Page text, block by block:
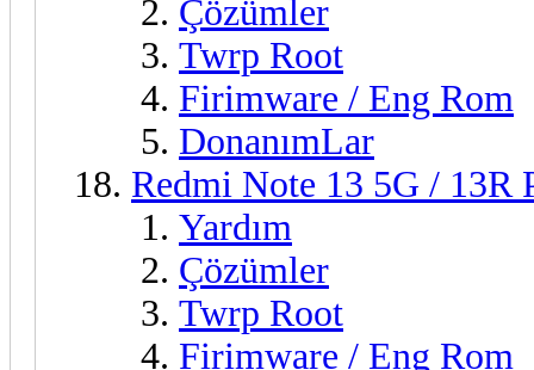
Çözümler
Twrp Root
Firimware / Eng Rom
DonanımLar
Redmi Note 13 5G / 13R
Yardım
Çözümler
Twrp Root
Firimware / Eng Rom